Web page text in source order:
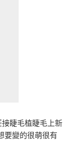
睫毛植睫毛上新
要變的很萌很有